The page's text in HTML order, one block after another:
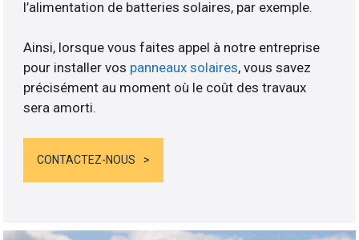
l’alimentation de batteries solaires, par exemple.
Ainsi, lorsque vous faites appel à notre entreprise
pour installer vos panneaux solaires, vous savez
précisément au moment où le coût des travaux
sera amorti.
CONTACTEZ-NOUS